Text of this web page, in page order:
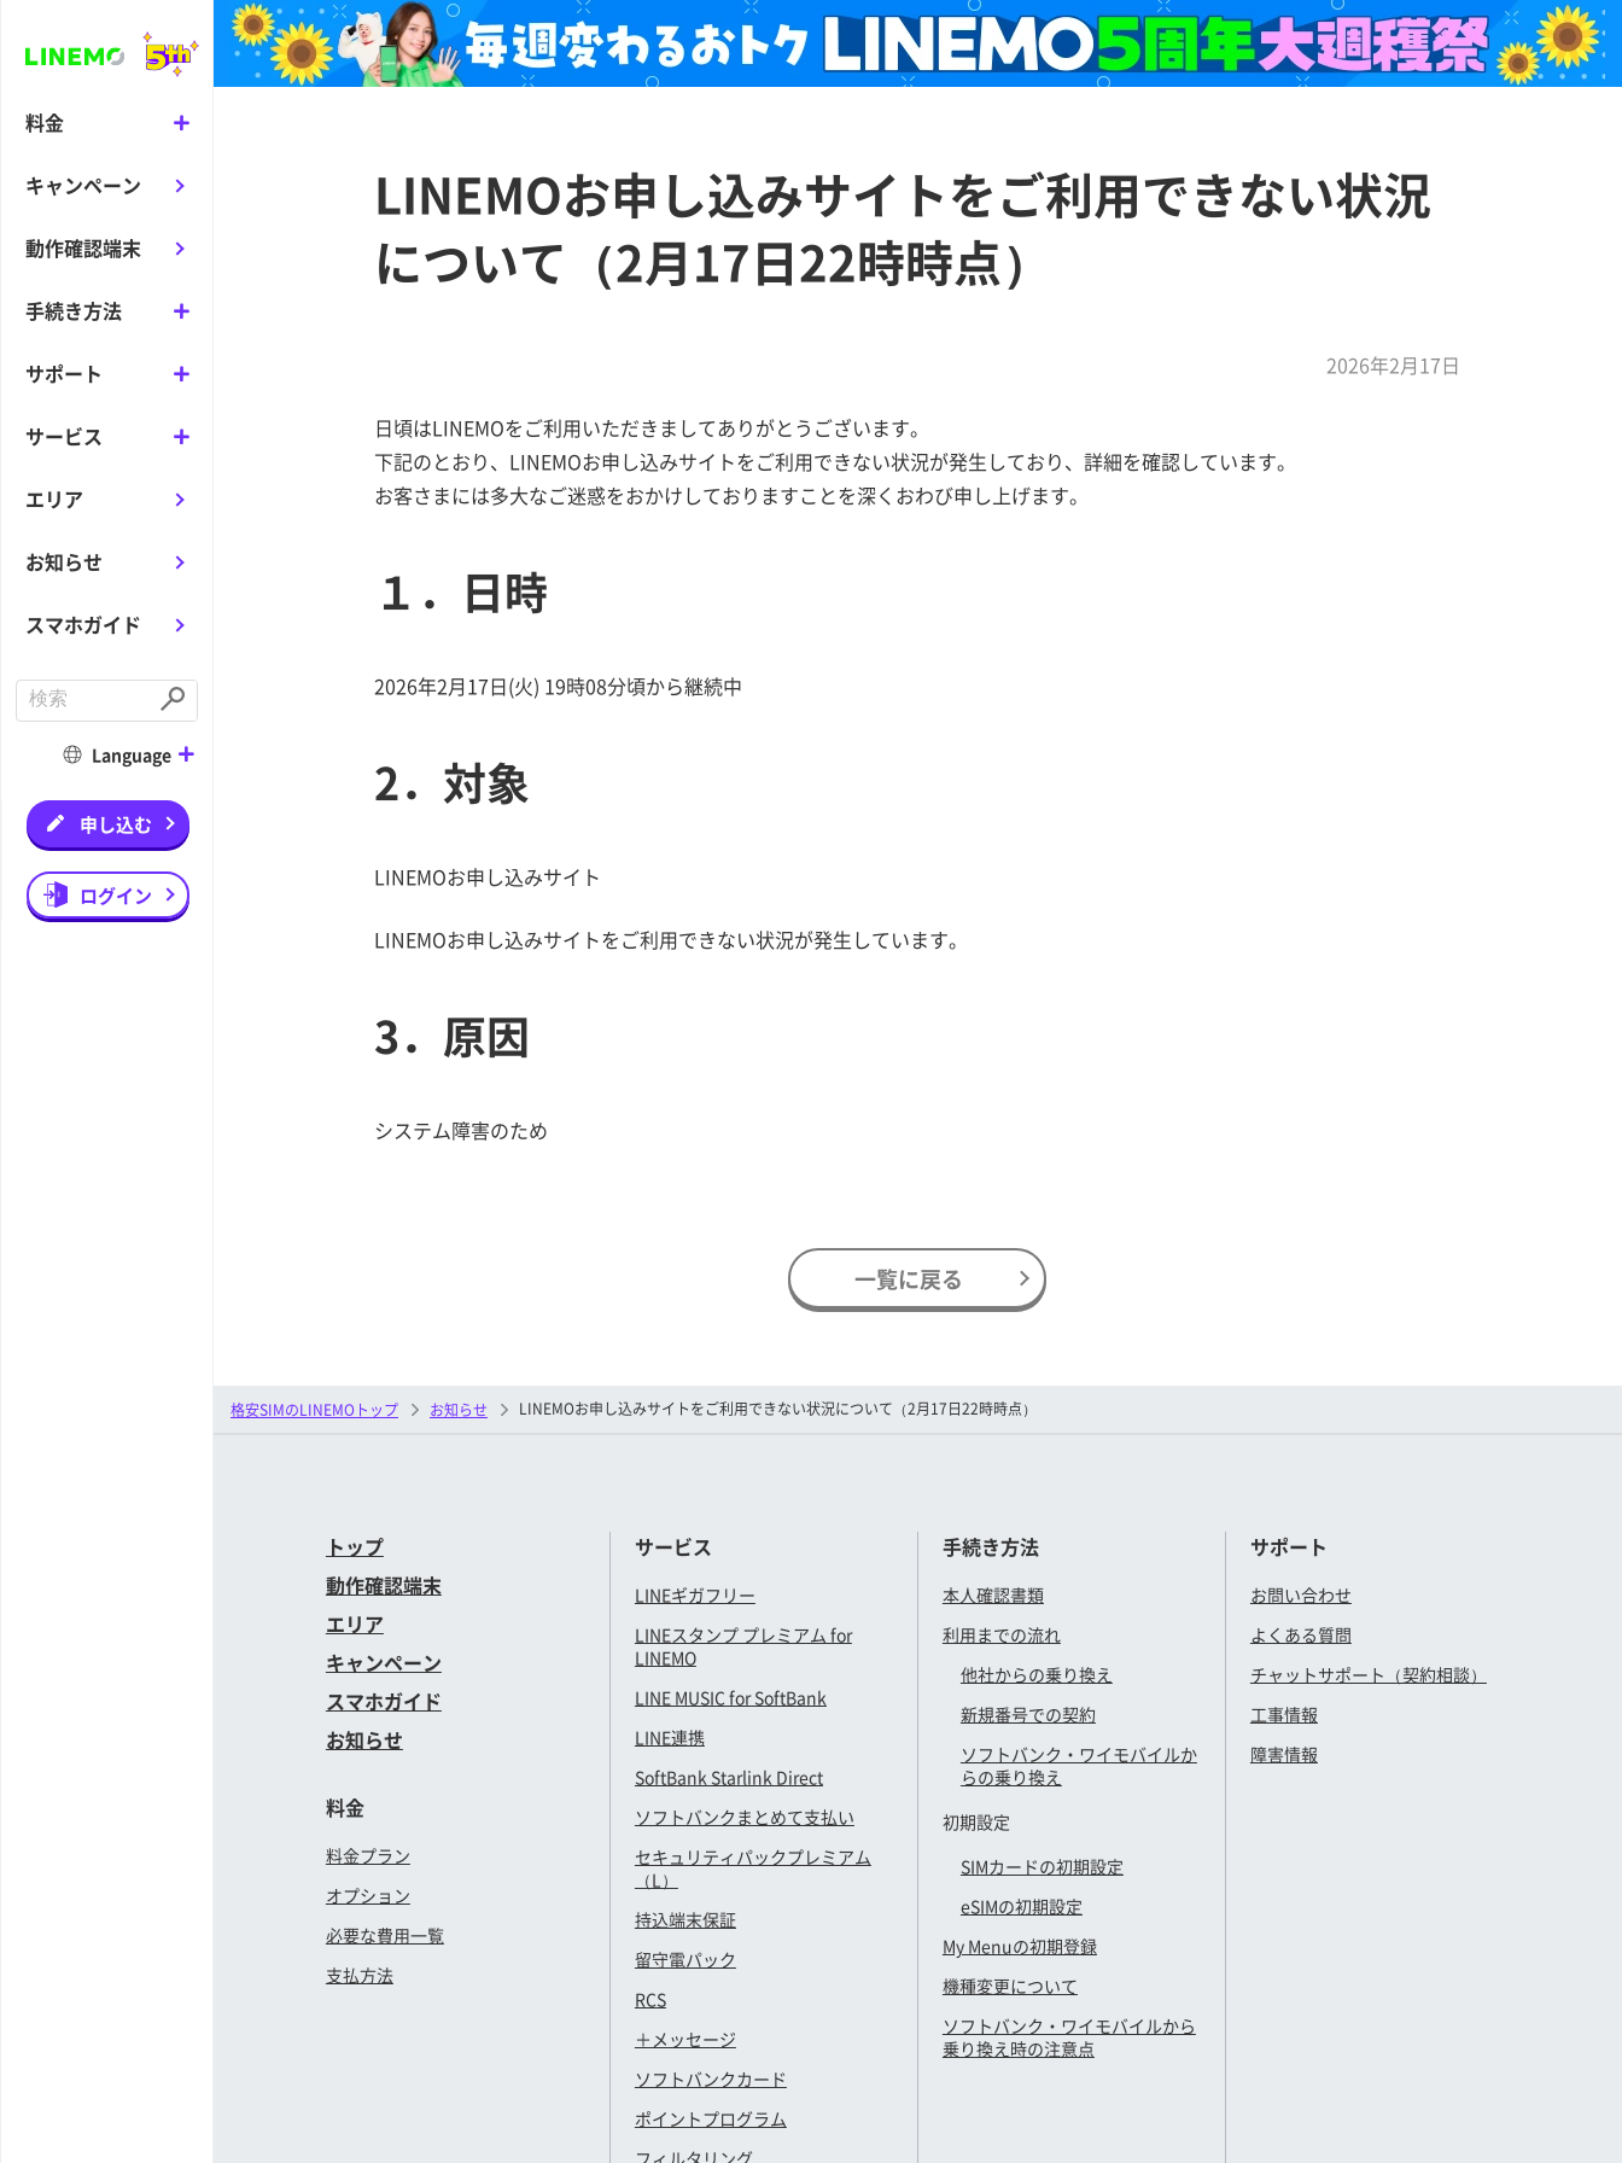
料金
キャンペーン
動作確認端末
手続き方法
サポート
サービス
エリア
お知らせ
スマホガイド
n
S
u
m
t
Language
申し込む
ログイン
LINEMOお申し込みサイトをご利用できない状況
について（2月17日22時時点）
2026年2月17日
日頃はLINEMOをご利用いただきましてありがとうございます。
下記のとおり、LINEMOお申し込みサイトをご利用できない状況が発生しており、詳細を確認しています。
お客さまには多大なご迷惑をおかけしておりますことを深くおわび申し上げます。
１．日時
2026年2月17日(火) 19時08分頃から継続中
2．対象
LINEMOお申し込みサイト
LINEMOお申し込みサイトをご利用できない状況が発生しています。
3．原因
システム障害のため
一覧に戻る
格安SIMのLINEMOトップ お知らせ LINEMOお申し込みサイトをご利用できない状況について（2月17日22時時点）
トップ
動作確認端末
エリア
キャンペーン
スマホガイド
お知らせ
料金
料金プラン
オプション
必要な費用一覧
支払方法
サービス
LINEギガフリー
LINEスタンプ プレミアム for
LINEMO
LINE MUSIC for SoftBank
LINE連携
SoftBank Starlink Direct
ソフトバンクまとめて支払い
セキュリティパックプレミアム
（L）
持込端末保証
留守電パック
RCS
＋メッセージ
ソフトバンクカード
ポイントプログラム
フィルタリング
手続き方法
本人確認書類
利用までの流れ
他社からの乗り換え
新規番号での契約
ソフトバンク・ワイモバイルか
らの乗り換え
初期設定
SIMカードの初期設定
eSIMの初期設定
My Menuの初期登録
機種変更について
ソフトバンク・ワイモバイルから
乗り換え時の注意点
サポート
お問い合わせ
よくある質問
チャットサポート（契約相談）
工事情報
障害情報